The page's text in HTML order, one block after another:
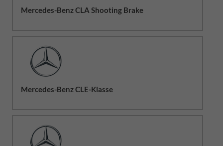
Mercedes-Benz CLA Shooting Brake
Mercedes-Benz CLE-Klasse